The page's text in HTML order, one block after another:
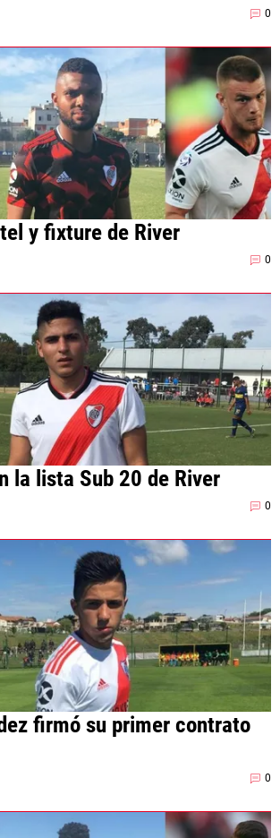
0
y fixture de River
0
la lista Sub 20 de River
0
firmó su primer contrato
0